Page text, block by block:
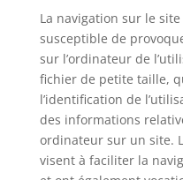
La navigation sur le site
susceptible de
sur l’ordinateur de
fichier de petite taille,
l’identification de
des informations
ordinateur sur un site.
visent à faciliter la